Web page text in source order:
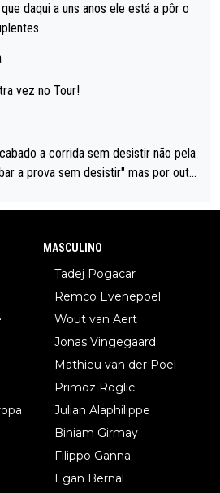
daqui a uns anos ele está a pôr o
vez no Tour!
a corrida sem desistir não pela
a prova sem desistir" mas por outr
lógica): 1) A decisão de levar a corri
boa classificação, vou aproveitar p
o que Nelson Piquet fez no GP de P
de lutar pelos pontos na corri
no carro, como se faz nas sessões d
para testá-las em ambiente re
patrocinador (Red Bull, por exempl
número de etapas que terminar, por
para terminar, seja em que luga
MASCULINO
Tadej Pogacar
Remco Evenepoel
Wout van Aert
Jonas Vingegaard
Mathieu van der Poel
Primoz Roglic
Julian Alaphilippe
Biniam Girmay
Filippo Ganna
Egan Bernal